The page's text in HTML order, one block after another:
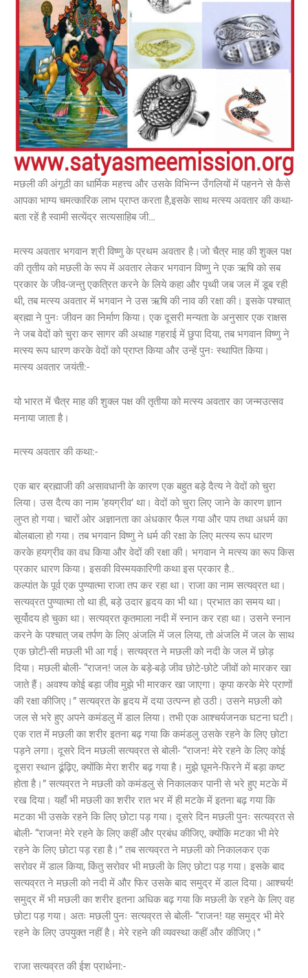
मछली की अंगूठी का धार्मिक महत्त्व और उसके विभिन्न उँगलियों में पहनने से कैसे
आपका भाग्य चमत्कारिक लाभ प्राप्त करता है,इसके साथ मत्स्य अवतार की कथा-
बता रहें है स्वामी सत्येंद्र सत्यसाहिब जी…
मत्स्य अवतार भगवान श्री विष्णु के प्रथम अवतार है।जो चैत्र माह की शुक्ल पक्ष
की तृतीय को मछली के रूप में अवतार लेकर भगवान विष्णु ने एक ऋषि को सब
प्रकार के जीव-जन्तु एकत्रित करने के लिये कहा और पृथ्वी जब जल में डूब रही
थी, तब मत्स्य अवतार में भगवान ने उस ऋषि की नाव की रक्षा की। इसके पश्चात्
ब्रह्मा ने पुनः जीवन का निर्माण किया। एक दूसरी मन्यता के अनुसार एक राक्षस
ने जब वेदों को चुरा कर सागर की अथाह गहराई में छुपा दिया, तब भगवान विष्णु ने
मत्स्य रूप धारण करके वेदों को प्राप्त किया और उन्हें पुनः स्थापित किया।
मत्स्य अवतार जयंती:-
यो भारत में चैत्र माह की शुक्ल पक्ष की तृतीया को मत्स्य अवतार का जन्मउत्सव
मनाया जाता है।
मत्स्य अवतार की कथा:-
एक बार ब्रह्माजी की असावधानी के कारण एक बहुत बड़े दैत्य ने वेदों को चुरा
लिया। उस दैत्य का नाम ‘हयग्रीव’ था। वेदों को चुरा लिए जाने के कारण ज्ञान
लुप्त हो गया। चारों ओर अज्ञानता का अंधकार फैल गया और पाप तथा अधर्म का
बोलबाला हो गया। तब भगवान विष्णु ने धर्म की रक्षा के लिए मत्स्य रूप धारण
करके हयग्रीव का वध किया और वेदों की रक्षा की। भगवान ने मत्स्य का रूप किस
प्रकार धारण किया। इसकी विस्मयकारिणी कथा इस प्रकार है..
कल्पांत के पूर्व एक पुण्यात्मा राजा तप कर रहा था। राजा का नाम सत्यव्रत था।
सत्यव्रत पुण्यात्मा तो था ही, बड़े उदार हृदय का भी था। प्रभात का समय था।
सूर्योदय हो चुका था। सत्यव्रत कृतमाला नदी में स्नान कर रहा था। उसने स्नान
करने के पश्चात् जब तर्पण के लिए अंजलि में जल लिया, तो अंजलि में जल के साथ
एक छोटी-सी मछली भी आ गई। सत्यव्रत ने मछली को नदी के जल में छोड़
दिया। मछली बोली- “राजन! जल के बड़े-बड़े जीव छोटे-छोटे जीवों को मारकर खा
जाते हैं। अवश्य कोई बड़ा जीव मुझे भी मारकर खा जाएगा। कृपा करके मेरे प्राणों
की रक्षा कीजिए।” सत्यव्रत के हृदय में दया उत्पन्न हो उठी। उसने मछली को
जल से भरे हुए अपने कमंडलु में डाल लिया। तभी एक आश्चर्यजनक घटना घटी।
एक रात में मछली का शरीर इतना बढ़ गया कि कमंडलु उसके रहने के लिए छोटा
पड़ने लगा। दूसरे दिन मछली सत्यव्रत से बोली- “राजन! मेरे रहने के लिए कोई
दूसरा स्थान ढूंढ़िए, क्योंकि मेरा शरीर बढ़ गया है। मुझे घूमने-फिरने में बड़ा कष्ट
होता है।” सत्यव्रत ने मछली को कमंडलु से निकालकर पानी से भरे हुए मटके में
रख दिया। यहाँ भी मछली का शरीर रात भर में ही मटके में इतना बढ़ गया कि
मटका भी उसके रहने कि लिए छोटा पड़ गया। दूसरे दिन मछली पुनः सत्यव्रत से
बोली- “राजन! मेरे रहने के लिए कहीं और प्रबंध कीजिए, क्योंकि मटका भी मेरे
रहने के लिए छोटा पड़ रहा है।” तब सत्यव्रत ने मछली को निकालकर एक
सरोवर में डाल किया, किंतु सरोवर भी मछली के लिए छोटा पड़ गया। इसके बाद
सत्यव्रत ने मछली को नदी में और फिर उसके बाद समुद्र में डाल दिया। आश्चर्य!
समुद्र में भी मछली का शरीर इतना अधिक बढ़ गया कि मछली के रहने के लिए वह
छोटा पड़ गया। अतः मछली पुनः सत्यव्रत से बोली- “राजन! यह समुद्र भी मेरे
रहने के लिए उपयुक्त नहीं है। मेरे रहने की व्यवस्था कहीं और कीजिए।”
राजा सत्यव्रत की ईश प्रार्थना:-